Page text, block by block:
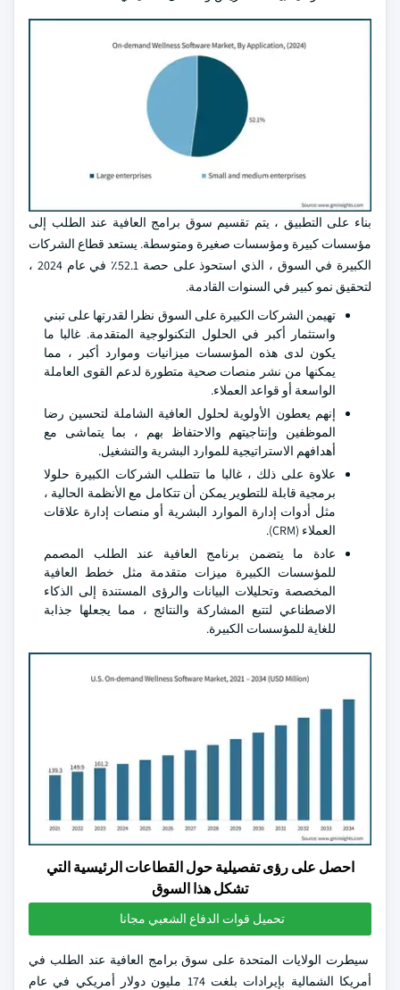
بناء على التطبيق ، يتم تقسيم سوق برامج العافية عند الطلب إلى
مؤسسات كبيرة ومؤسسات صغيرة ومتوسطة. يستعد قطاع الشركات
الكبيرة في السوق ، الذي استحوذ على حصة 52.1٪ في عام 2024 ،
لتحقيق نمو كبير في السنوات القادمة.
تهيمن الشركات الكبيرة على السوق نظرا لقدرتها على تبني
واستثمار أكبر في الحلول التكنولوجية المتقدمة. غالبا ما
يكون لدى هذه المؤسسات ميزانيات وموارد أكبر ، مما
يمكنها من نشر منصات صحية متطورة لدعم القوى العاملة
الواسعة أو قواعد العملاء.
إنهم يعطون الأولوية لحلول العافية الشاملة لتحسين رضا
الموظفين وإنتاجيتهم والاحتفاظ بهم ، بما يتماشى مع
أهدافهم الاستراتيجية للموارد البشرية والتشغيل.
علاوة على ذلك ، غالبا ما تتطلب الشركات الكبيرة حلولا
برمجية قابلة للتطوير يمكن أن تتكامل مع الأنظمة الحالية ،
مثل أدوات إدارة الموارد البشرية أو منصات إدارة علاقات
العملاء (CRM).
عادة ما يتضمن برنامج العافية عند الطلب المصمم
للمؤسسات الكبيرة ميزات متقدمة مثل خطط العافية
المخصصة وتحليلات البيانات والرؤى المستندة إلى الذكاء
الاصطناعي لتتبع المشاركة والنتائج ، مما يجعلها جذابة
للغاية للمؤسسات الكبيرة.
احصل على رؤى تفصيلية حول القطاعات الرئيسية التي
تشكل هذا السوق
تحميل قوات الدفاع الشعبي مجانا
سيطرت الولايات المتحدة على سوق برامج العافية عند الطلب في
أمريكا الشمالية بإيرادات بلغت 174 مليون دولار أمريكي في عام